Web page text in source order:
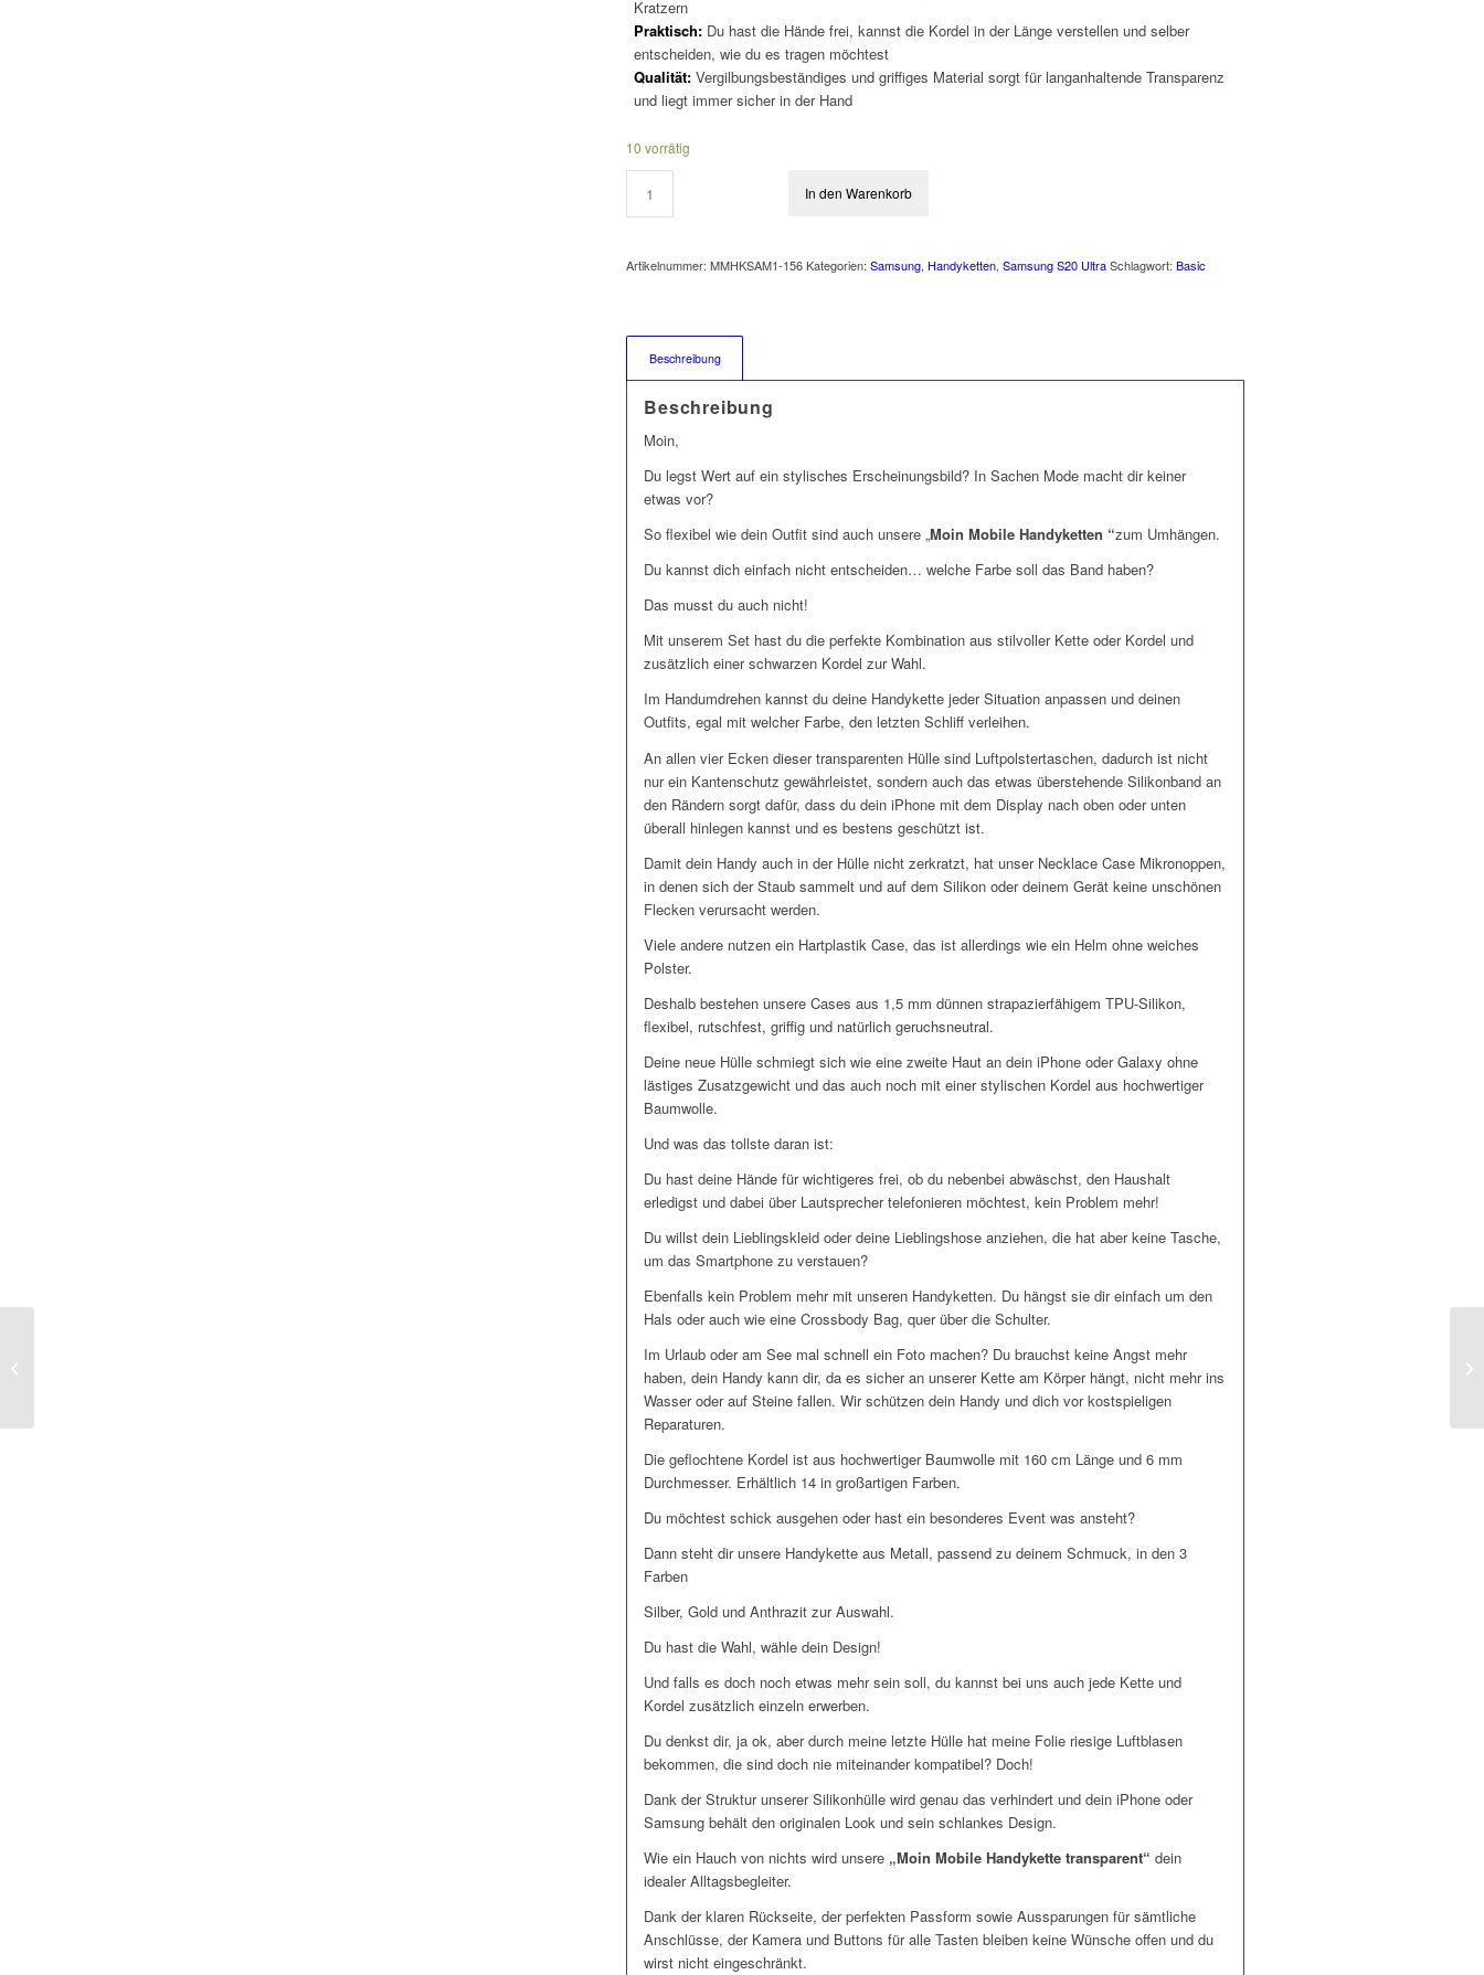
Kratzern
Praktisch: Du hast die Hände frei, kannst die Kordel in der Länge verstellen und selber
entscheiden, wie du es tragen möchtest
Qualität: Vergilbungsbeständiges und griffiges Material sorgt für langanhaltende Transparenz
und liegt immer sicher in der Hand
10 vorrätig
In den Warenkorb
Artikelnummer:MMHKSAM1-156 Kategorien:Samsung, Handyketten,Samsung S20 Ultra Schlagwort:Basic
Beschreibung
Beschreibung
Moin,
Du legst Wert auf ein stylisches Erscheinungsbild? In Sachen Mode macht dir keiner
etwas vor?
So flexibel wie dein Outfit sind auch unsere „Moin Mobile Handyketten “zum Umhängen.
Du kannst dich einfach nicht entscheiden… welche Farbe soll das Band haben?
Das musst du auch nicht!
Mit unserem Set hast du die perfekte Kombination aus stilvoller Kette oder Kordel und
zusätzlich einer schwarzen Kordel zur Wahl.
Im Handumdrehen kannst du deine Handykette jeder Situation anpassen und deinen
Outfits, egal mit welcher Farbe, den letzten Schliff verleihen.
An allen vier Ecken dieser transparenten Hülle sind Luftpolstertaschen, dadurch ist nicht
nur ein Kantenschutz gewährleistet, sondern auch das etwas überstehende Silikonband an
den Rändern sorgt dafür, dass du dein iPhone mit dem Display nach oben oder unten
überall hinlegen kannst und es bestens geschützt ist.
Damit dein Handy auch in der Hülle nicht zerkratzt, hat unser Necklace Case Mikronoppen,
in denen sich der Staub sammelt und auf dem Silikon oder deinem Gerät keine unschönen
Flecken verursacht werden.
Viele andere nutzen ein Hartplastik Case, das ist allerdings wie ein Helm ohne weiches
Polster.
Deshalb bestehen unsere Cases aus 1,5 mm dünnen strapazierfähigem TPU-Silikon,
flexibel, rutschfest, griffig und natürlich geruchsneutral.
Deine neue Hülle schmiegt sich wie eine zweite Haut an dein iPhone oder Galaxy ohne
lästiges Zusatzgewicht und das auch noch mit einer stylischen Kordel aus hochwertiger
Baumwolle.
Und was das tollste daran ist:
Du hast deine Hände für wichtigeres frei, ob du nebenbei abwäschst, den Haushalt
erledigst und dabei über Lautsprecher telefonieren möchtest, kein Problem mehr!
Du willst dein Lieblingskleid oder deine Lieblingshose anziehen, die hat aber keine Tasche,
um das Smartphone zu verstauen?
Ebenfalls kein Problem mehr mit unseren Handyketten. Du hängst sie dir einfach um den
Hals oder auch wie eine Crossbody Bag, quer über die Schulter.
Im Urlaub oder am See mal schnell ein Foto machen? Du brauchst keine Angst mehr
haben, dein Handy kann dir, da es sicher an unserer Kette am Körper hängt, nicht mehr ins
Wasser oder auf Steine fallen. Wir schützen dein Handy und dich vor kostspieligen
Reparaturen.
Die geflochtene Kordel ist aus hochwertiger Baumwolle mit 160 cm Länge und 6 mm
Durchmesser. Erhältlich 14 in großartigen Farben.
Du möchtest schick ausgehen oder hast ein besonderes Event was ansteht?
Dann steht dir unsere Handykette aus Metall, passend zu deinem Schmuck, in den 3
Farben
Silber, Gold und Anthrazit zur Auswahl.
Du hast die Wahl, wähle dein Design!
Und falls es doch noch etwas mehr sein soll, du kannst bei uns auch jede Kette und
Kordel zusätzlich einzeln erwerben.
Du denkst dir, ja ok, aber durch meine letzte Hülle hat meine Folie riesige Luftblasen
bekommen, die sind doch nie miteinander kompatibel? Doch!
Dank der Struktur unserer Silikonhülle wird genau das verhindert und dein iPhone oder
Samsung behält den originalen Look und sein schlankes Design.
Wie ein Hauch von nichts wird unsere „Moin Mobile Handykette transparent“dein
idealer Alltagsbegleiter.
Dank der klaren Rückseite, der perfekten Passform sowie Aussparungen für sämtliche
Anschlüsse, der Kamera und Buttons für alle Tasten bleiben keine Wünsche offen und du
wirst nicht eingeschränkt.